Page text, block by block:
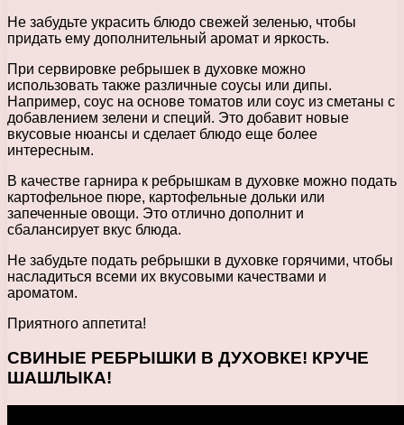
Не забудьте украсить блюдо свежей зеленью, чтобы
придать ему дополнительный аромат и яркость.
При сервировке ребрышек в духовке можно
использовать также различные соусы или дипы.
Например, соус на основе томатов или соус из сметаны с
добавлением зелени и специй. Это добавит новые
вкусовые нюансы и сделает блюдо еще более
интересным.
В качестве гарнира к ребрышкам в духовке можно подать
картофельное пюре, картофельные дольки или
запеченные овощи. Это отлично дополнит и
сбалансирует вкус блюда.
Не забудьте подать ребрышки в духовке горячими, чтобы
насладиться всеми их вкусовыми качествами и
ароматом.
Приятного аппетита!
СВИНЫЕ РЕБРЫШКИ В ДУХОВКЕ! КРУЧЕ
ШАШЛЫКА!